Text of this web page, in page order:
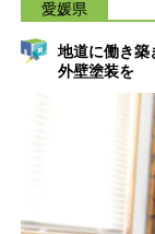
愛媛県
地道に働き築
外壁塗装を